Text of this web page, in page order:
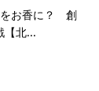
をお香に？ 創
【北...